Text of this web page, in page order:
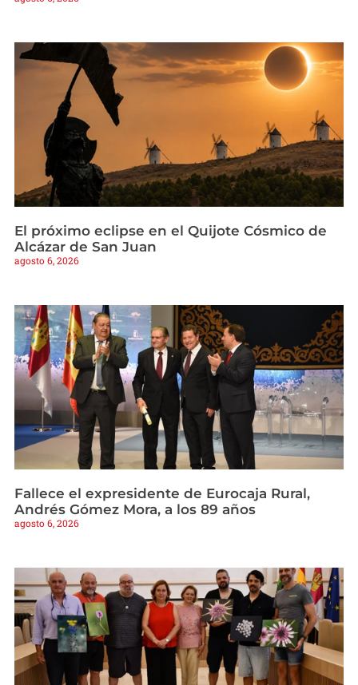
El próximo eclipse en el Quijote Cósmico de
Alcázar de San Juan
agosto 6, 2026
Fallece el expresidente de Eurocaja Rural,
Andrés Gómez Mora, a los 89 años
agosto 6, 2026